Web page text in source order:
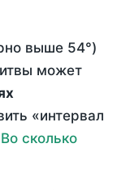
выше 54°)
может
«интервал
Во сколько